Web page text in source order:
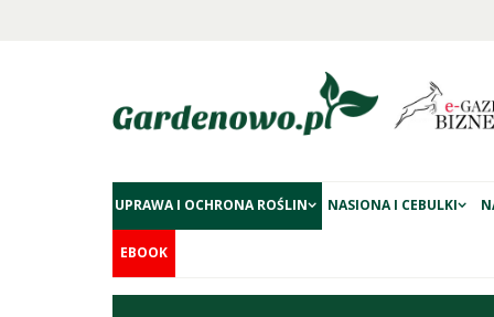
UPRAWA I OCHRONA ROŚLIN NASIONA I CEBULKI
EBOOK